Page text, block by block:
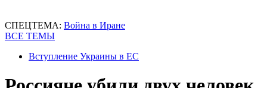
СПЕЦТЕМА: Война в Иране
ВСЕ ТЕМЫ
Вступление Украины в ЕС